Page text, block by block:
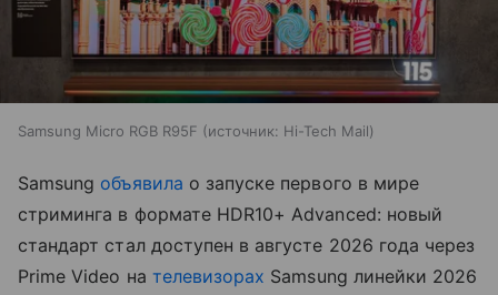
Samsung Micro RGB R95F источник: Hi-Tech Mail
Samsung объявила о запуске первого в мире
стриминга в формате HDR10+ Advanced: новый
стандарт стал доступен в августе 2026 года через
Prime Video на телевизорах Samsung линейки 2026